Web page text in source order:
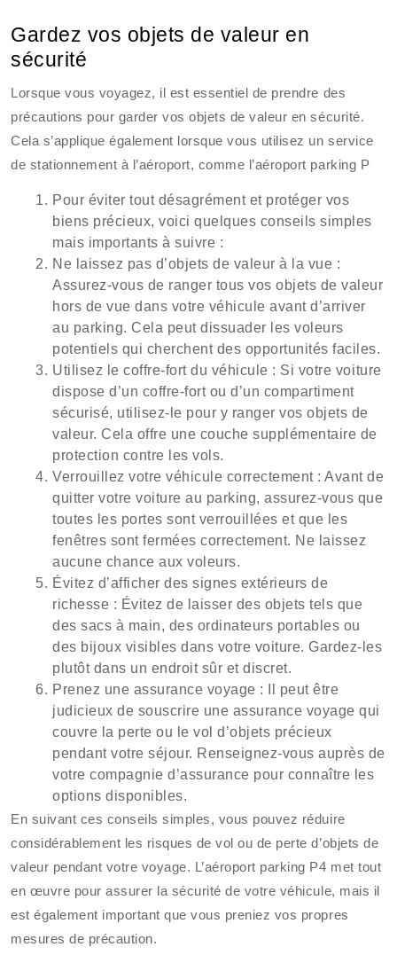
Gardez vos objets de valeur en
sécurité
Lorsque vous voyagez, il est essentiel de prendre des
précautions pour garder vos objets de valeur en sécurité.
Cela s’applique également lorsque vous utilisez un service
de stationnement à l’aéroport, comme l’aéroport parking P
Pour éviter tout désagrément et protéger vos
biens précieux, voici quelques conseils simples
mais importants à suivre :
Ne laissez pas d’objets de valeur à la vue :
Assurez-vous de ranger tous vos objets de valeur
hors de vue dans votre véhicule avant d’arriver
au parking. Cela peut dissuader les voleurs
potentiels qui cherchent des opportunités faciles.
Utilisez le coffre-fort du véhicule : Si votre voiture
dispose d’un coffre-fort ou d’un compartiment
sécurisé, utilisez-le pour y ranger vos objets de
valeur. Cela offre une couche supplémentaire de
protection contre les vols.
Verrouillez votre véhicule correctement : Avant de
quitter votre voiture au parking, assurez-vous que
toutes les portes sont verrouillées et que les
fenêtres sont fermées correctement. Ne laissez
aucune chance aux voleurs.
Évitez d’afficher des signes extérieurs de
richesse : Évitez de laisser des objets tels que
des sacs à main, des ordinateurs portables ou
des bijoux visibles dans votre voiture. Gardez-les
plutôt dans un endroit sûr et discret.
Prenez une assurance voyage : Il peut être
judicieux de souscrire une assurance voyage qui
couvre la perte ou le vol d’objets précieux
pendant votre séjour. Renseignez-vous auprès de
votre compagnie d’assurance pour connaître les
options disponibles.
En suivant ces conseils simples, vous pouvez réduire
considérablement les risques de vol ou de perte d’objets de
valeur pendant votre voyage. L’aéroport parking P4 met tout
en œuvre pour assurer la sécurité de votre véhicule, mais il
est également important que vous preniez vos propres
mesures de précaution.